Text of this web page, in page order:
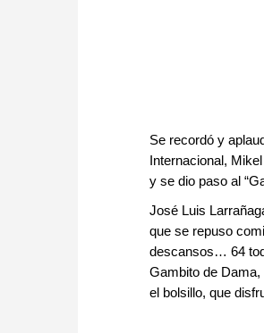
Se recordó y
Internacional,
y se dio paso al
José Luis
que se repuso
descansos… 64
Gambito de
el bolsillo, que